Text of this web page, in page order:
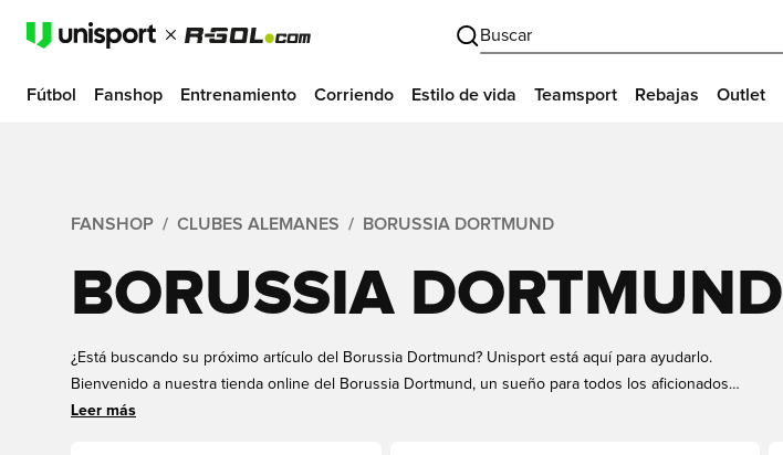
Buscar
Fútbol Fanshop Entrenamiento Corriendo Estilo de vida Teamsport Rebajas Outlet
FANSHOP CLUBES ALEMANES BORUSSIA DORTMUND
BORUSSIA DORTMUND
¿Está buscando su próximo artículo del Borussia Dortmund? Unisport está aquí para ayudarlo.
Bienvenido a nuestra tienda online del Borussia Dortmund, un sueño para todos los aficionados
del Borussia Dortmund, que quieren apoyar y representar al club vistiendo sus colores con
Leer más